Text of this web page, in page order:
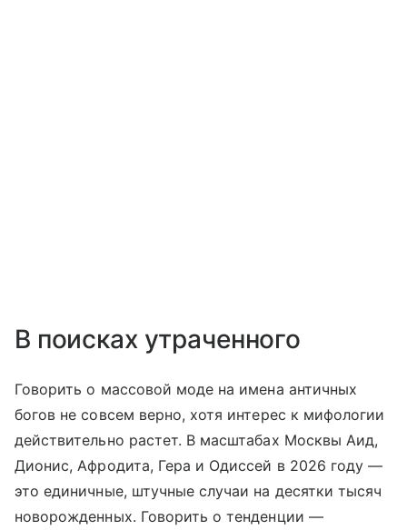
В поисках утраченного
Говорить о массовой моде на имена античных
богов не совсем верно, хотя интерес к мифологии
действительно растет. В масштабах Москвы Аид,
Дионис, Афродита, Гера и Одиссей в 2026 году —
это единичные, штучные случаи на десятки тысяч
новорожденных. Говорить о тенденции —